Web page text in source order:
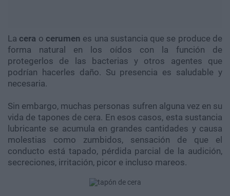
La cera o cerumen es una sustancia que se produce de
forma natural en los oídos con la función de
protegerlos de las bacterias y otros agentes que
podrían hacerles daño. Su presencia es saludable y
necesaria.
Sin embargo, muchas personas sufren alguna vez en su
vida de tapones de cera. En esos casos, esta sustancia
lubricante se acumula en grandes cantidades y causa
molestias como zumbidos, sensación de que el
conducto está tapado, pérdida parcial de la audición,
secreciones, irritación, picor e incluso mareos.